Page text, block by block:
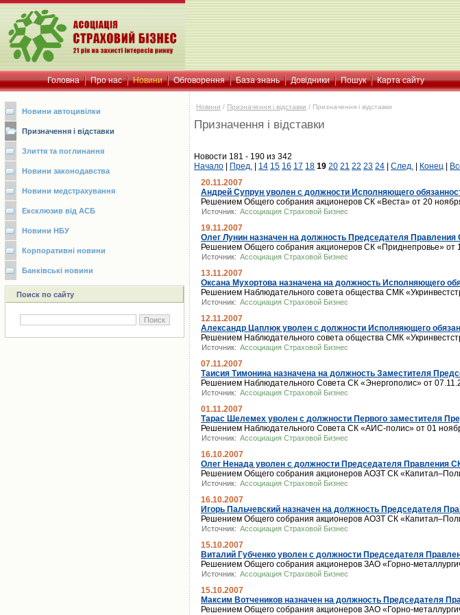
Головна Про нас Новини Обговорення База знань Довідники Пошук Карта сайту
Новини автоцивілки
Призначення і відставки
Злиття та поглинання
Новини законодавства
Новини медстрахування
Ексклюзив від АСБ
Новини НБУ
Корпоративні новини
Банківські новини
Поиск по сайту
Новини / Призначення і відставки / Призначення і відставки
Призначення і відставки
Новости 181 - 190 из 342
Начало
Пред. 14 15 16 17 18 19 20 21 22 23 24 След. Конец
20.11.2007
Андрей Супрун уволен с должности Исполняющего
Решением Общего собрания акционеров СК «Веста» от 20
Источник: Ассоциация Страховой Бизнес
19.11.2007
Олег Лунин назначен на должность Председателя Правления
Решением Общего собрания акционеров СК «Приднепровье» от
Источник: Ассоциация Страховой Бизнес
13.11.2007
Оксана Мухортова назначена на должность Исполняющего
Решением Наблюдательного совета общества СМК
Источник: Ассоциация Страховой Бизнес
12.11.2007
Александр Цаплюк уволен с должности Исполняющего
Решением Наблюдательного совета общества СМК
Источник: Ассоциация Страховой Бизнес
07.11.2007
Таисия Тимонина назначена на должность Заместителя
Решением Наблюдательного Совета СК «Энергополис» от
Источник: Ассоциация Страховой Бизнес
01.11.2007
Тарас Шелемех уволен с должности Первого заместителя
Решением Наблюдательного Совета СК «АИС-полис» от 01
Источник: Ассоциация Страховой Бизнес
16.10.2007
Олег Ненада уволен с должности Председателя Правления
Решением Общего собрания акционеров АОЗТ СК
Источник: Ассоциация Страховой Бизнес
16.10.2007
Игорь Пальчевский назначен на должность Председателя
Решением Общего собрания акционеров АОЗТ СК
Источник: Ассоциация Страховой Бизнес
15.10.2007
Виталий Губченко уволен с должности Председателя
Решением Общего собрания акционеров ЗАО «Горно-
Источник: Ассоциация Страховой Бизнес
15.10.2007
Максим Вотчеников назначен на должность Председателя
Решением Общего собрания акционеров ЗАО «Горно-